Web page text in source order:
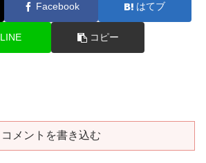
Facebook はてブ
LINE コピー
コメントを書き込む